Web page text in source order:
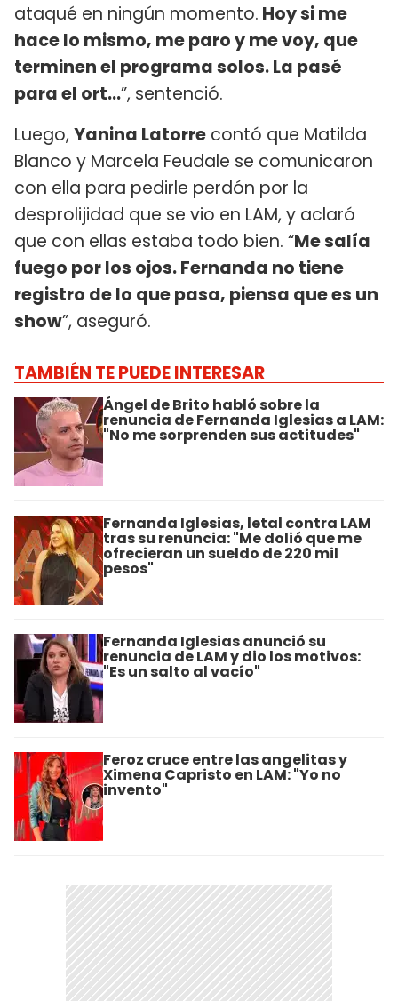
ataqué en ningún momento. Hoy si me
hace lo mismo, me paro y me voy, que
terminen el programa solos. La pasé
para el ort…”, sentenció.
Luego, Yanina Latorre contó que Matilda
Blanco y Marcela Feudale se comunicaron
con ella para pedirle perdón por la
desprolijidad que se vio en LAM, y aclaró
que con ellas estaba todo bien. “Me salía
fuego por los ojos. Fernanda no tiene
registro de lo que pasa, piensa que es un
show”, aseguró.
TAMBIÉN TE PUEDE INTERESAR
Ángel de Brito habló sobre la
renuncia de Fernanda Iglesias a LAM:
"No me sorprenden sus actitudes"
Fernanda Iglesias, letal contra LAM
tras su renuncia: "Me dolió que me
ofrecieran un sueldo de 220 mil
pesos"
Fernanda Iglesias anunció su
renuncia de LAM y dio los motivos:
"Es un salto al vacío"
Feroz cruce entre las angelitas y
Ximena Capristo en LAM: "Yo no
invento"